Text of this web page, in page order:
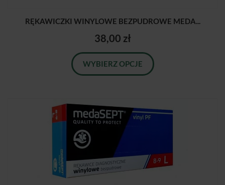
RĘKAWICZKI WINYLOWE BEZPUDROWE MEDA...
38,00 zł
WYBIERZ OPCJE